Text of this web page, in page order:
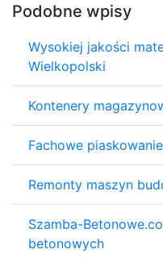
Podobne wpisy
Wysokiej jakości
Wielkopolski
Kontenery
Fachowe
Remonty maszyn
Szamba-
betonowych